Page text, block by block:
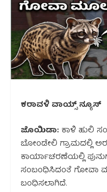
ಕರಾವಳಿ ವಾಯ್ಸ್ ನ್ಯೂಸ್
ಜೊಯಿಡಾ: ಕಾಳಿ ಹುಲಿ
ಬೋಂಡೇಲಿ ಗ್ರಾಮದಲ್ಲಿ
ಕಾರ್ಯಾಚರಣೆಯಲ್ಲಿ
ಸಂಬಂಧಿಸಿದಂತೆ ಗೋವಾ
ಬಂಧಿಸಲಾಗಿದೆ.